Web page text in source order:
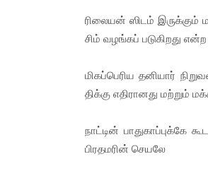
ரிலையன் ஸிடம் இருக்கும்
சிம் வழங்கப் படுகிறது
மிகப்பெரிய தனியார்
திக்கு எதிரானது மற்றும்
நாட்டின் பாதுகாப்புக்கே
பிரதமரின் செயலே